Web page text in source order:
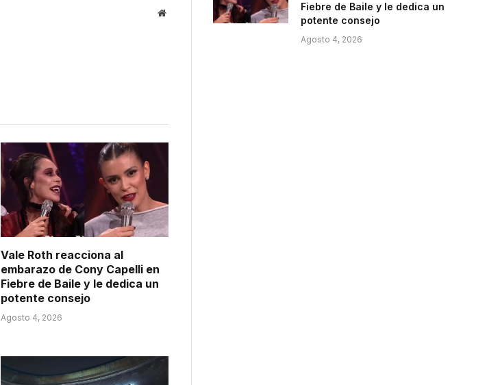
Website
Vale Roth reacciona al
embarazo de Cony Capelli en
Fiebre de Baile y le dedica un
potente consejo
Agosto 4, 2026
Fiebre de Baile y le dedica un
potente consejo
Agosto 4, 2026